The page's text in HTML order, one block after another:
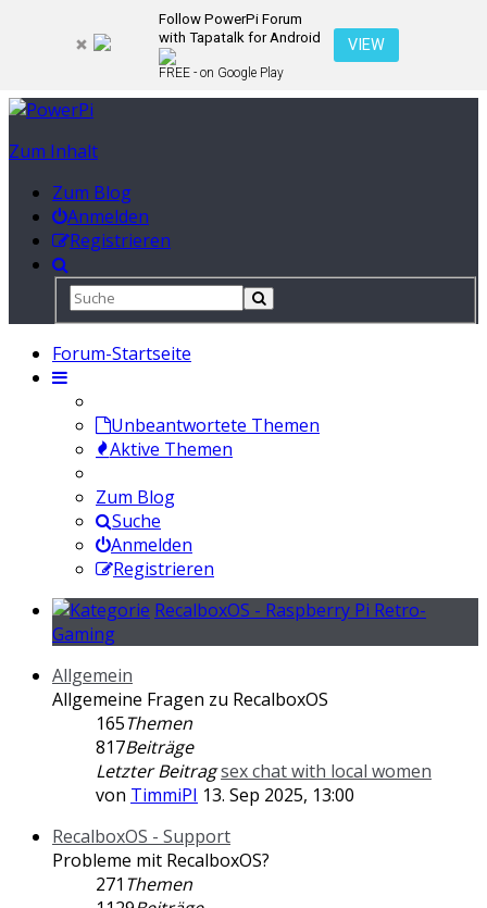
Follow PowerPi Forum
with Tapatalk for Android
FREE - on Google Play
VIEW
Zum Inhalt
Zum Blog
Anmelden
Registrieren
Forum-Startseite
Unbeantwortete Themen
Aktive Themen
Zum Blog
Suche
Anmelden
Registrieren
RecalboxOS - Raspberry Pi Retro-
Gaming
Allgemein
Allgemeine Fragen zu RecalboxOS
165Themen
817Beiträge
Letzter Beitragsex chat with local women
von TimmiPI 13. Sep 2025, 13:00
RecalboxOS - Support
Probleme mit RecalboxOS?
271 Themen